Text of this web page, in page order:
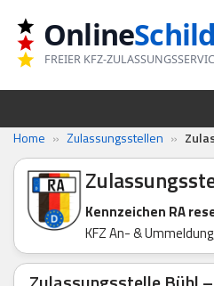
Zum
Inhalt
springen
Online
FREIER KFZ-
Home » Zulassungsstellen »
Kennzeichen RA
KFZ An- &